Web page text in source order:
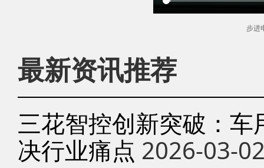
步进
最新资讯推荐
三花智控创新突破：
决行业痛点 2026-03-